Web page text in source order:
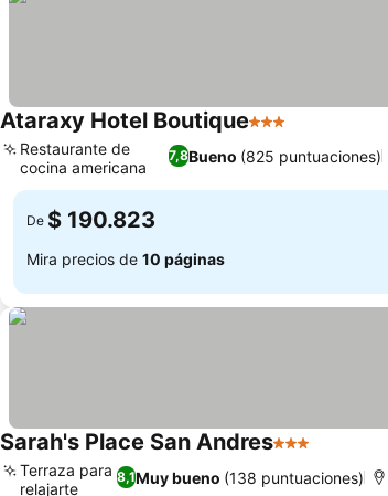
Ataraxy Hotel Boutique3 Estrellas
7,8Bueno (825 puntuaciones)
Restaurante de
cocina americana
De $ 190.823
Mira precios de 10 páginas
Sarah's Place San Andres3 Estrellas
8,1Muy bueno (138 puntuaciones)
Terraza para
relajarte